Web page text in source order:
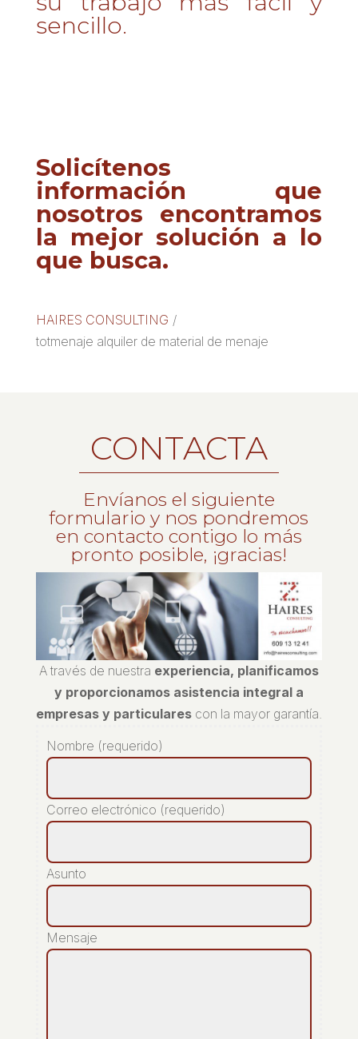
sencillo.
Solicítenos
información que
nosotros encontramos
la mejor solución a lo
que busca.
HAIRES CONSULTING /
totmenaje alquiler de material de menaje
CONTACTA
Envíanos el siguiente
formulario y nos pondremos
en contacto contigo lo más
pronto posible, ¡gracias!
A través de nuestra experiencia, planificamos
y proporcionamos asistencia integral a
empresas y particularescon la mayor garantía.
Nombre (requerido)
Correo electrónico (requerido)
Asunto
Mensaje